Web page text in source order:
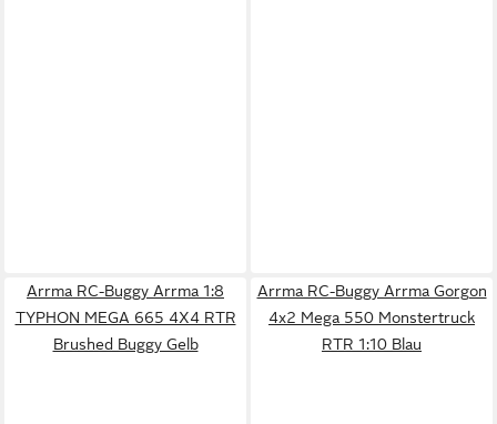
Arrma RC-Buggy Arrma 1:8
TYPHON MEGA 665 4X4 RTR
Brushed Buggy Gelb
Arrma RC-Buggy Arrma Gorgon
4x2 Mega 550 Monstertruck
RTR 1:10 Blau